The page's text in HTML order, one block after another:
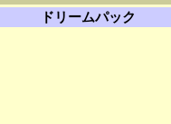
ドリームパック